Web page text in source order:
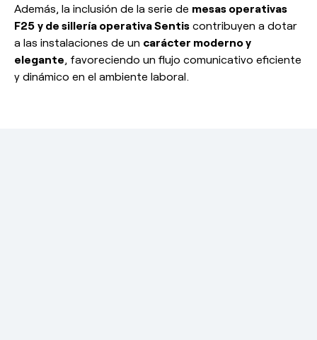
Además, la inclusión de la serie de mesas operativas
F25 y de sillería operativa Sentis contribuyen a dotar
a las instalaciones de un carácter moderno y
elegante , favoreciendo un flujo comunicativo eficiente
y dinámico en el ambiente laboral.